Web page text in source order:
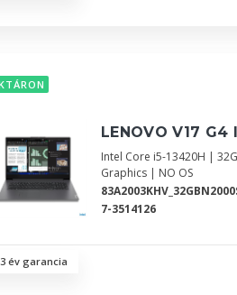
LENOVO V17 G4
Intel Core i5-13420H |
Graphics | NO OS
7-3514126
3 év garancia